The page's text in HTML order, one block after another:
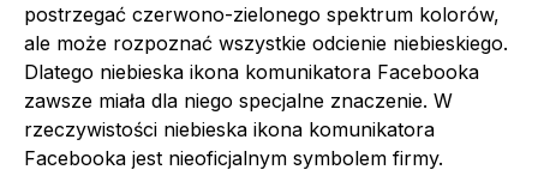
postrzegać czerwono-zielonego spektrum kolorów,
ale może rozpoznać wszystkie odcienie niebieskiego.
Dlatego niebieska ikona komunikatora Facebooka
zawsze miała dla niego specjalne znaczenie. W
rzeczywistości niebieska ikona komunikatora
Facebooka jest nieoficjalnym symbolem firmy.